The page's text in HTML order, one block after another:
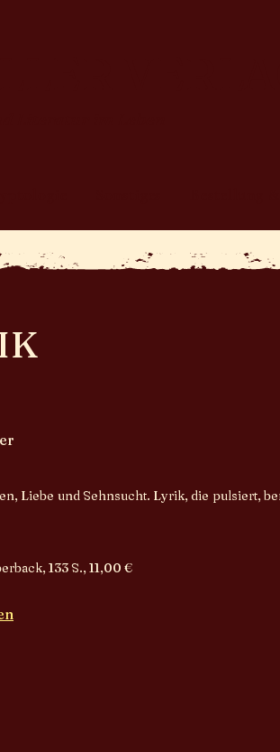
Liebe und Sehnsucht. Lyrik, die pulsiert,
133 S., 11,00 €